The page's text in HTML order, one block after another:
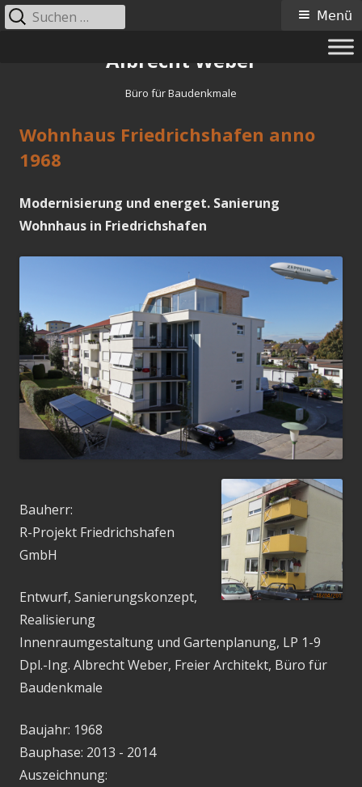
Albrecht Weber
Büro für Baudenkmale
Primäres
Menü
Suche
nach:
Wohnhaus Friedrichshafen anno
1968
Modernisierung und energet. Sanierung
Wohnhaus in Friedrichshafen
Bauherr:
R-Projekt Friedrichshafen
GmbH
Entwurf, Sanierungskonzept,
Realisierung
Innenraumgestaltung und Gartenplanung, LP 1-9
Dpl.-Ing. Albrecht Weber, Freier Architekt, Büro für
Baudenkmale
Baujahr: 1968
Bauphase: 2013 - 2014
Auszeichnung: